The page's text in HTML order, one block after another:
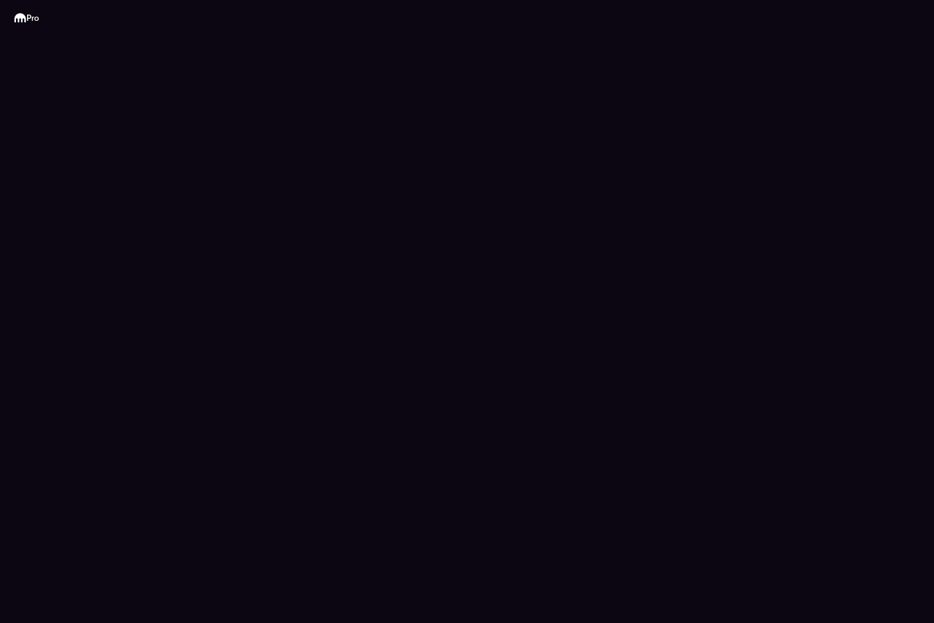
Kraken
Pro